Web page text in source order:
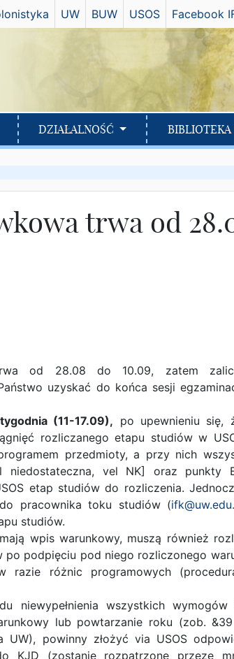
UW BUW USOS Facebook
DZIAŁALNOŚĆ BIBLIOTEKA
trwa od
od 28.08 do 10.09, zatem
uzyskać do końca sesji
(11-17.09), po upewnieniu się,
rozliczanego etapu studiów w
przedmioty, a przy nich
niedostateczna, vel NK] oraz punkty
etap studiów do rozliczenia.
pracownika toku studiów (
studiów.
wpis warunkowy, muszą również
po podpięciu pod niego rozliczonego
razie różnic programowych
niewypełnienia wszystkich wymogów
lub powtarzanie roku (zob. &39
UW), powinny złożyć via USOS
KJD (zostanie rozpatrzone przeze